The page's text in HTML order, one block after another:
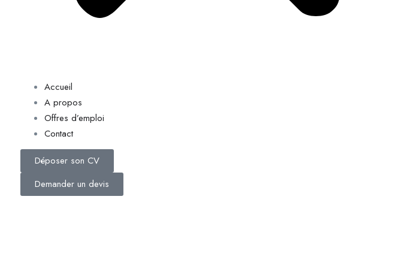
Accueil
A propos
Offres d’emploi
Contact
Déposer son CV
Demander un devis